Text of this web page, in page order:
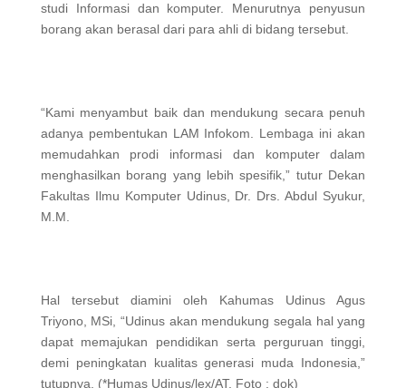
studi Informasi dan komputer. Menurutnya penyusun
borang akan berasal dari para ahli di bidang tersebut.
“Kami menyambut baik dan mendukung secara penuh
adanya pembentukan LAM Infokom. Lembaga ini akan
memudahkan prodi informasi dan komputer dalam
menghasilkan borang yang lebih spesifik,” tutur Dekan
Fakultas Ilmu Komputer Udinus, Dr. Drs. Abdul Syukur,
M.M.
Hal tersebut diamini oleh Kahumas Udinus Agus
Triyono, MSi, “Udinus akan mendukung segala hal yang
dapat memajukan pendidikan serta perguruan tinggi,
demi peningkatan kualitas generasi muda Indonesia,”
tutupnya. (*Humas Udinus/lex/AT. Foto : dok)